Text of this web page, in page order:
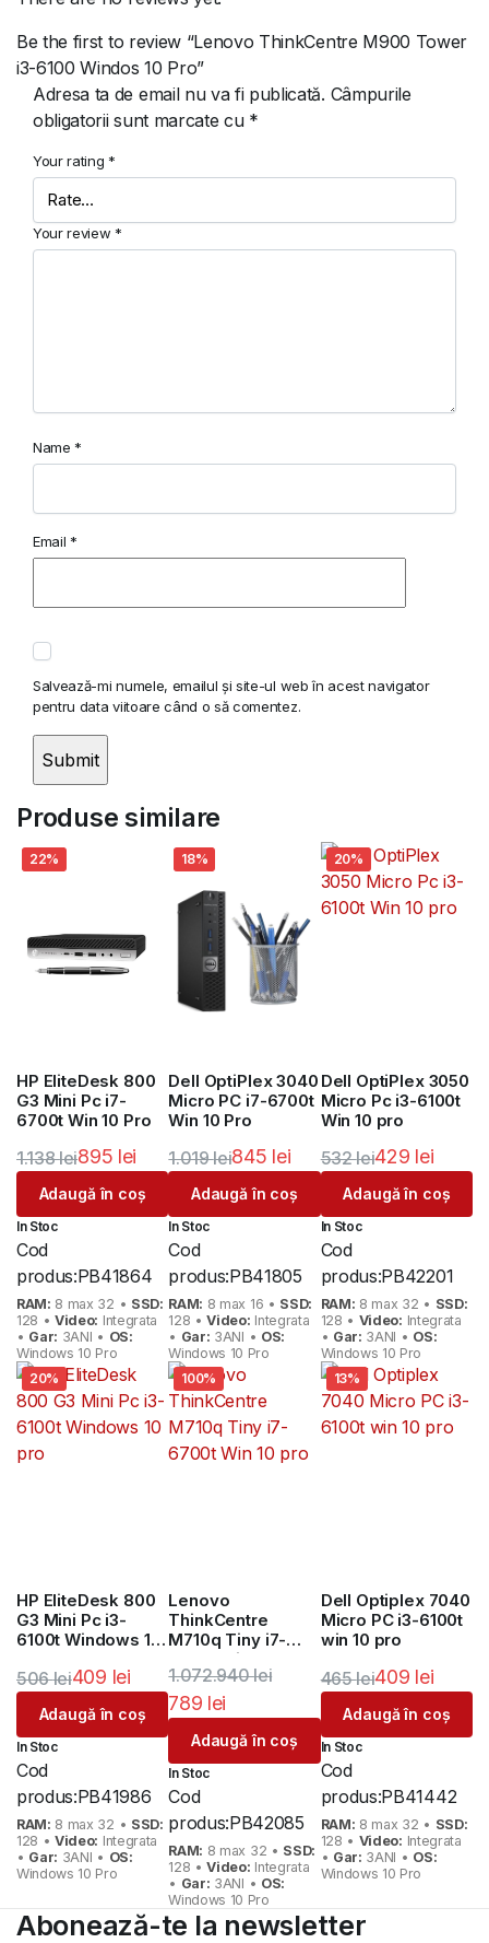
Be the first to review “Lenovo ThinkCentre M900 Tower
i3-6100 Windos 10 Pro”
Adresa ta de email nu va fi publicată. Câmpurile
obligatorii sunt marcate cu *
Your rating *
Your review *
Name *
Email *
Salvează-mi numele, emailul și site-ul web în acest navigator
pentru data viitoare când o să comentez.
Produse similare
22%
HP EliteDesk 800
G3 Mini Pc i7-
6700t Win 10 Pro
1.138lei
Prețul
inițial
a
fost:
1.138 lei.
895 lei
Prețul
curent
este:
895 lei.
Adaugă în coș
In Stoc
Cod
produs:PB41864
RAM: 8 max 32 • SSD:
128 •Video: Integrata
• Gar: 3ANI • OS:
Windows 10 Pro
18%
Dell OptiPlex 3040
Micro PC i7-6700t
Win 10 Pro
1.019lei
Prețul
inițial
a
fost:
1.019 lei.
845 lei
Prețul
curent
este:
845 lei.
Adaugă în coș
In Stoc
Cod
produs:PB41805
RAM: 8 max 16 • SSD:
128 •Video: Integrata
• Gar: 3ANI • OS:
Windows 10 Pro
20%
Dell OptiPlex 3050
Micro Pc i3-6100t
Win 10 pro
532lei
Prețul
inițial
a
fost:
532 lei.
429 lei
Prețul
curent
este:
429 lei.
Adaugă în coș
In Stoc
Cod
produs:PB42201
RAM: 8 max 32 • SSD:
128 • Video: Integrata
• Gar: 3ANI • OS:
Windows 10 Pro
20%
HP EliteDesk 800
G3 Mini Pc i3-
6100t Windows 10
506lei
Prețul
inițial
a
fost:
506 lei.
409 lei
Prețul
curent
este:
409 lei.
Adaugă în coș
In Stoc
Cod
produs:PB41986
RAM: 8 max 32 • SSD:
128 •Video: Integrata
• Gar: 3ANI • OS:
Windows 10 Pro
100%
Lenovo
ThinkCentre
M710q Tiny i7-
6700t Win 10 pro
1.072.940lei
Prețul
inițial
a
fost:
1.072.940 lei.
789 lei
Prețul
curent
este:
789 lei.
Adaugă în coș
In Stoc
Cod
produs:PB42085
RAM: 8 max 32 • SSD:
128 •Video: Integrata
• Gar: 3ANI • OS:
Windows 10 Pro
13%
Dell Optiplex 7040
Micro PC i3-6100t
win 10 pro
465lei
Prețul
inițial
a
fost:
465 lei.
409 lei
Prețul
curent
este:
409 lei.
Adaugă în coș
In Stoc
Cod
produs:PB41442
RAM: 8 max 32 • SSD:
128 • Video: Integrata
• Gar: 3ANI • OS:
Windows 10 Pro
Abonează-te la newsletter